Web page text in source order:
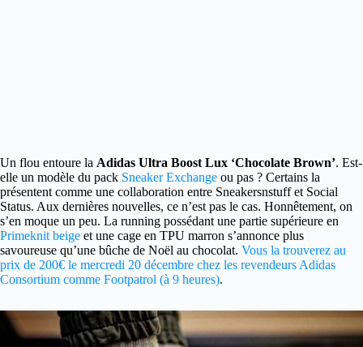
Un flou entoure la Adidas Ultra Boost Lux ‘Chocolate Brown’. Est-
elle un modèle du pack Sneaker Exchange ou pas ? Certains la
présentent comme une collaboration entre Sneakersnstuff et Social
Status. Aux dernières nouvelles, ce n’est pas le cas. Honnêtement, on
s’en moque un peu. La running possédant une partie supérieure en
Primeknit beige et une cage en TPU marron s’annonce plus
savoureuse qu’une bûche de Noël au chocolat. Vous la trouverez au
prix de 200€ le mercredi 20 décembre chez les revendeurs Adidas
Consortium comme Footpatrol (à 9 heures).